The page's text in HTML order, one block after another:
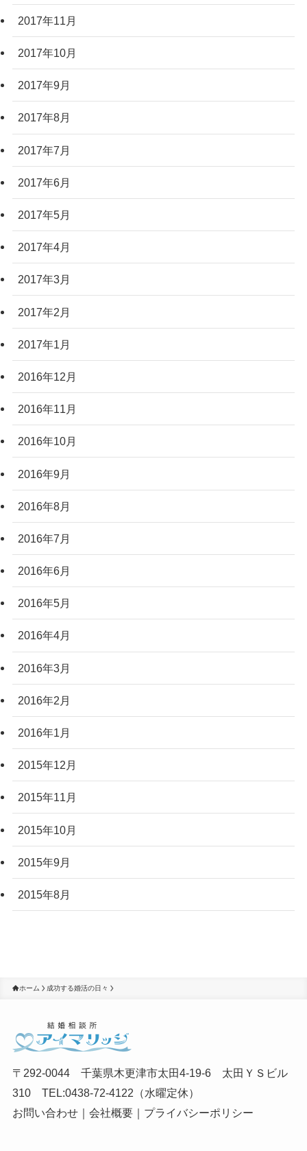
2017年11月
2017年10月
2017年9月
2017年8月
2017年7月
2017年6月
2017年5月
2017年4月
2017年3月
2017年2月
2017年1月
2016年12月
2016年11月
2016年10月
2016年9月
2016年8月
2016年7月
2016年6月
2016年5月
2016年4月
2016年3月
2016年2月
2016年1月
2015年12月
2015年11月
2015年10月
2015年9月
2015年8月
ホーム 成功する婚活の日々
〒292-0044 千葉県木更津市太田4-19-6 太田ＹＳビル
310 TEL:0438-72-4122（水曜定休）
お問い合わせ｜ 会社概要｜ プライバシーポリシー